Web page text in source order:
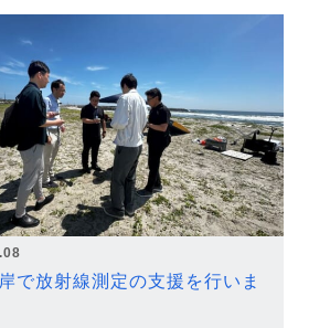
で放射線測定の支援を行いま